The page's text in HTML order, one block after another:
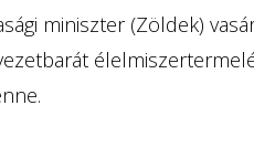
miniszter (Zöldek)